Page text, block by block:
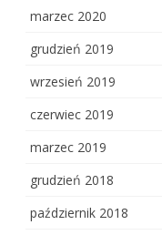
marzec 2020
grudzień 2019
wrzesień 2019
czerwiec 2019
marzec 2019
grudzień 2018
październik 2018